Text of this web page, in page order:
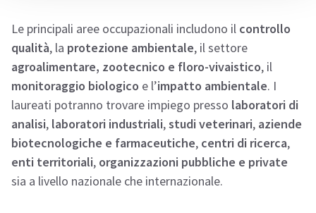
Le principali aree occupazionali includono il controllo
qualità, la protezione ambientale, il settore
agroalimentare, zootecnico e floro-vivaistico, il
monitoraggio biologico e l’impatto ambientale. I
laureati potranno trovare impiego presso laboratori di
analisi, laboratori industriali,studi veterinari, aziende
biotecnologiche e farmaceutiche, centri di ricerca,
enti territoriali, organizzazioni pubbliche e private
sia a livello nazionale che internazionale.